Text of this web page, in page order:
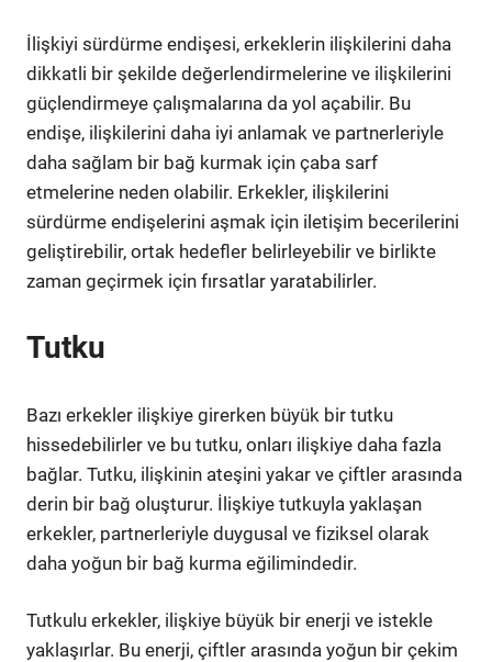
İlişkiyi sürdürme endişesi, erkeklerin ilişkilerini daha
dikkatli bir şekilde değerlendirmelerine ve ilişkilerini
güçlendirmeye çalışmalarına da yol açabilir. Bu
endişe, ilişkilerini daha iyi anlamak ve partnerleriyle
daha sağlam bir bağ kurmak için çaba sarf
etmelerine neden olabilir. Erkekler, ilişkilerini
sürdürme endişelerini aşmak için iletişim becerilerini
geliştirebilir, ortak hedefler belirleyebilir ve birlikte
zaman geçirmek için fırsatlar yaratabilirler.
Tutku
Bazı erkekler ilişkiye girerken büyük bir tutku
hissedebilirler ve bu tutku, onları ilişkiye daha fazla
bağlar. Tutku, ilişkinin ateşini yakar ve çiftler arasında
derin bir bağ oluşturur. İlişkiye tutkuyla yaklaşan
erkekler, partnerleriyle duygusal ve fiziksel olarak
daha yoğun bir bağ kurma eğilimindedir.
Tutkulu erkekler, ilişkiye büyük bir enerji ve istekle
yaklaşırlar. Bu enerji, çiftler arasında yoğun bir çekim